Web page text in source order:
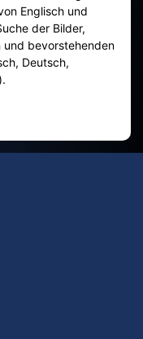
Englisch und
der Bilder,
und bevorstehenden
Deutsch,